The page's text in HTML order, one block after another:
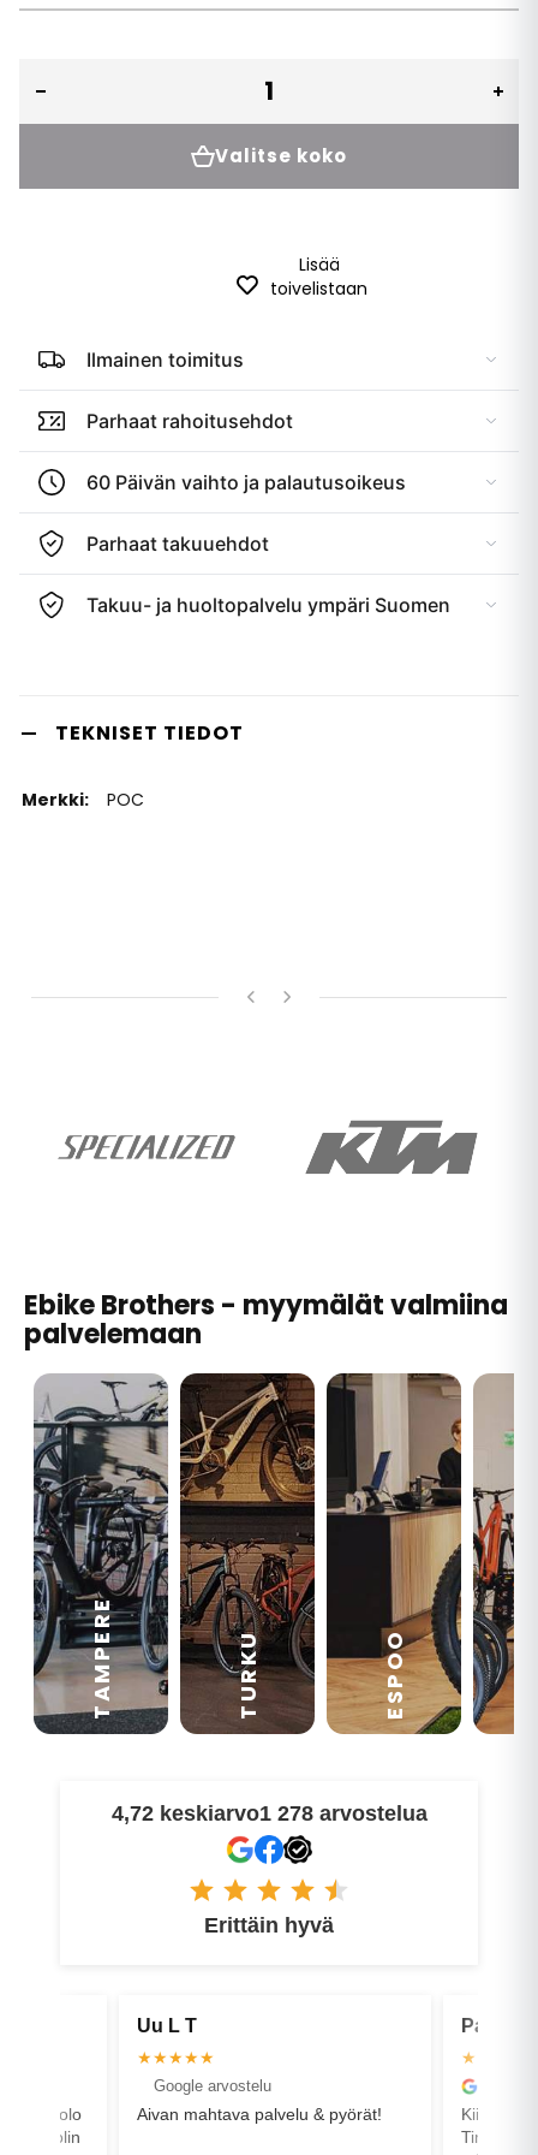
Valitse koko
Lisää
toivelistaan
Ilmainen toimitus
Parhaat rahoitusehdot
60 Päivän vaihto ja palautusoikeus
Parhaat takuuehdot
Takuu- ja huoltopalvelu ympäri Suomen
TEKNISET TIEDOT
POC
Ebike Brothers - myymälät valmiina
palvelemaan
TAMPERE TURKU ESPOO
4,72 keskiarvo1 278 arvostelua
Erittäin hyvä
& pyörät!
Pasi U
★★★★★
Google arvostelu
Kiitos paljon hienosta arvostelusta